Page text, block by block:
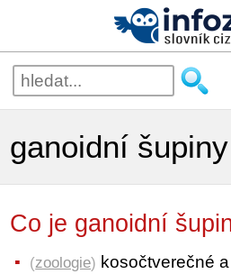
ganoidní šupiny
Co je ganoidní
(zoologie) kosočtverečné